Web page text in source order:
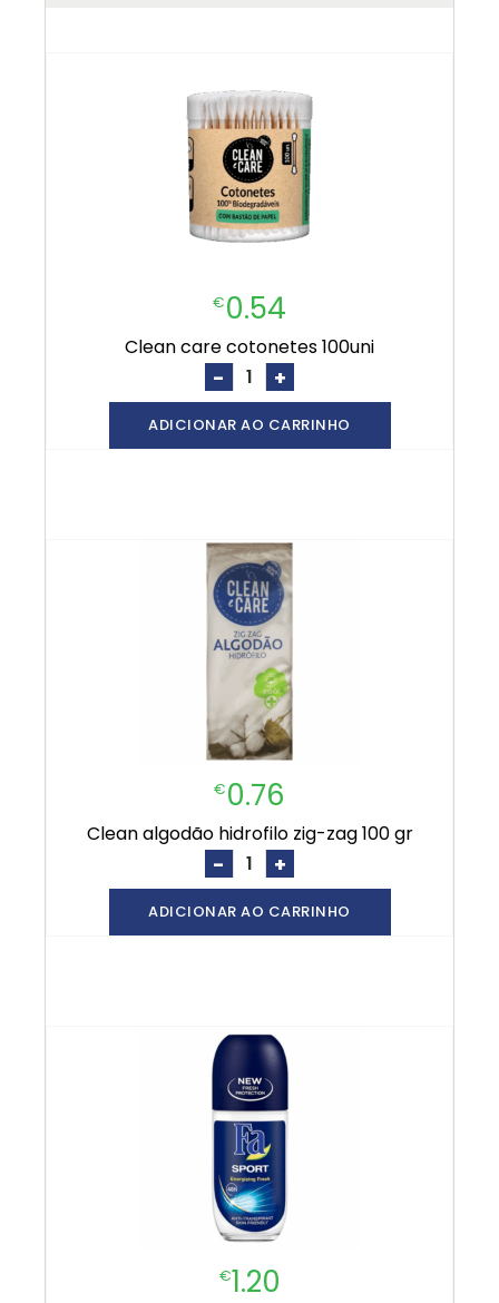
€0.54
clean care cotonetes 100uni
- +
ADICIONAR AO CARRINHO
€0.76
clean algodão hidrofilo zig-zag 100 gr
- +
ADICIONAR AO CARRINHO
€1.20